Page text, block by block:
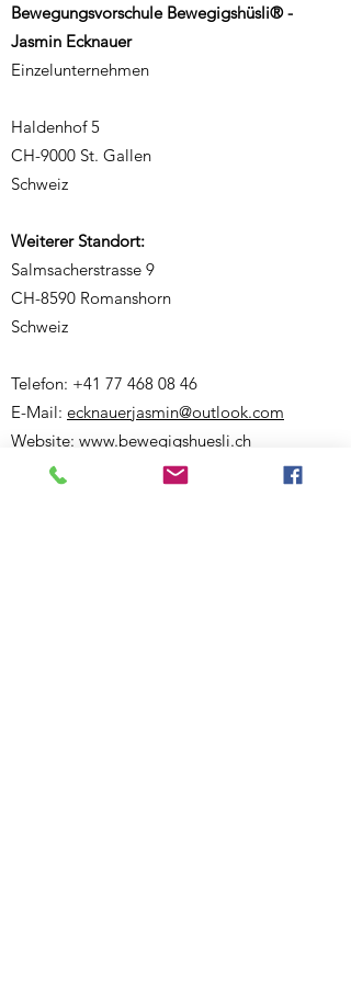
Bewegungsvorschule Bewegigshüsli® -
Jasmin Ecknauer
Einzelunternehmen
Haldenhof 5
CH-9000 St. Gallen
Schweiz
Weiterer Standort:
Salmsacherstrasse 9
CH-8590 Romanshorn
Schweiz
Telefon: +41 77 468 08 46
E-Mail: ecknauerjasmin@outlook.com
Website: www.bewegigshuesli.ch
UID: CHE-358.092.676